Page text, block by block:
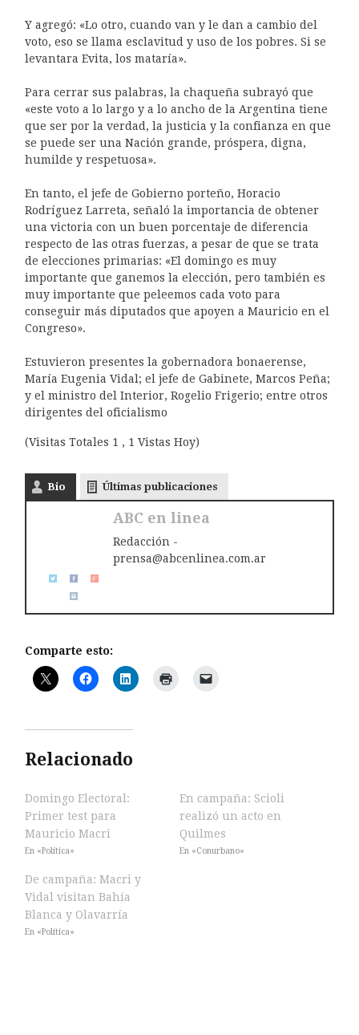
Y agregó: «Lo otro, cuando van y le dan a cambio del
voto, eso se llama esclavitud y uso de los pobres. Si se
levantara Evita, los mataría».
Para cerrar sus palabras, la chaqueña subrayó que
«este voto a lo largo y a lo ancho de la Argentina tiene
que ser por la verdad, la justicia y la confianza en que
se puede ser una Nación grande, próspera, digna,
humilde y respetuosa».
En tanto, el jefe de Gobierno porteño, Horacio
Rodríguez Larreta, señaló la importancia de obtener
una victoria con un buen porcentaje de diferencia
respecto de las otras fuerzas, a pesar de que se trata
de elecciones primarias: «El domingo es muy
importante que ganemos la elección, pero también es
muy importante que peleemos cada voto para
conseguir más diputados que apoyen a Mauricio en el
Congreso».
Estuvieron presentes la gobernadora bonaerense,
María Eugenia Vidal; el jefe de Gabinete, Marcos Peña;
y el ministro del Interior, Rogelio Frigerio; entre otros
dirigentes del oficialismo
(Visitas Totales 1 , 1 Vistas Hoy)
Bio Últimas publicaciones
ABC en linea
Redacción -
prensa@abcenlinea.com.ar
Comparte esto:
Relacionado
Domingo Electoral:
Primer test para
Mauricio Macri
En «Política»
En campaña: Scioli
realizó un acto en
Quilmes
En «Conurbano»
De campaña: Macri y
Vidal visitan Bahía
Blanca y Olavarría
En «Política»